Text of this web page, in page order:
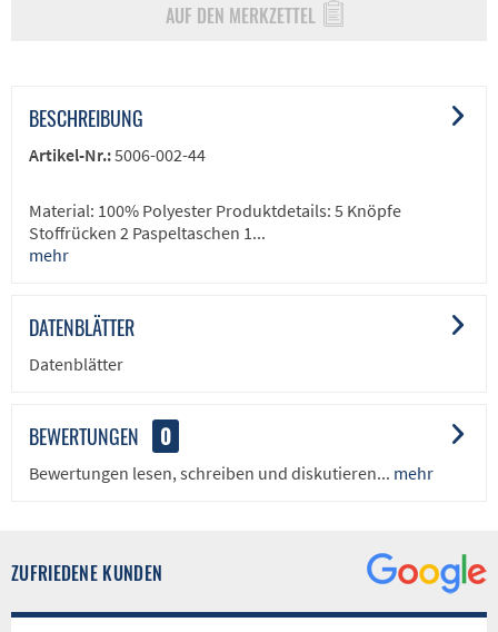
AUF DEN MERKZETTEL
BESCHREIBUNG
Artikel-Nr.:5006-002-44
Material: 100% Polyester Produktdetails: 5 Knöpfe
Stoffrücken 2 Paspeltaschen 1...
mehr
DATENBLÄTTER
Datenblätter
BEWERTUNGEN 0
Bewertungen lesen, schreiben und diskutieren... mehr
ZUFRIEDENE KUNDEN